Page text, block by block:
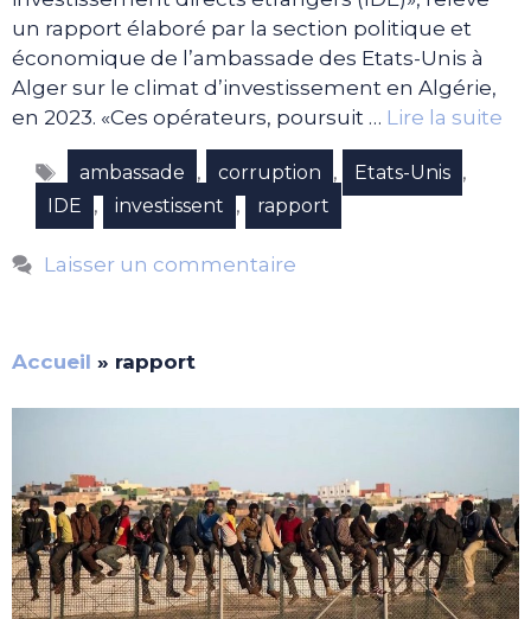
un rapport élaboré par la section politique et
économique de l’ambassade des Etats-Unis à
Alger sur le climat d’investissement en Algérie,
en 2023. «Ces opérateurs, poursuit … Lire la suite
Étiquettes
ambassade , corruption , Etats-Unis ,
IDE , investissent , rapport
Laisser un commentaire
Accueil » rapport